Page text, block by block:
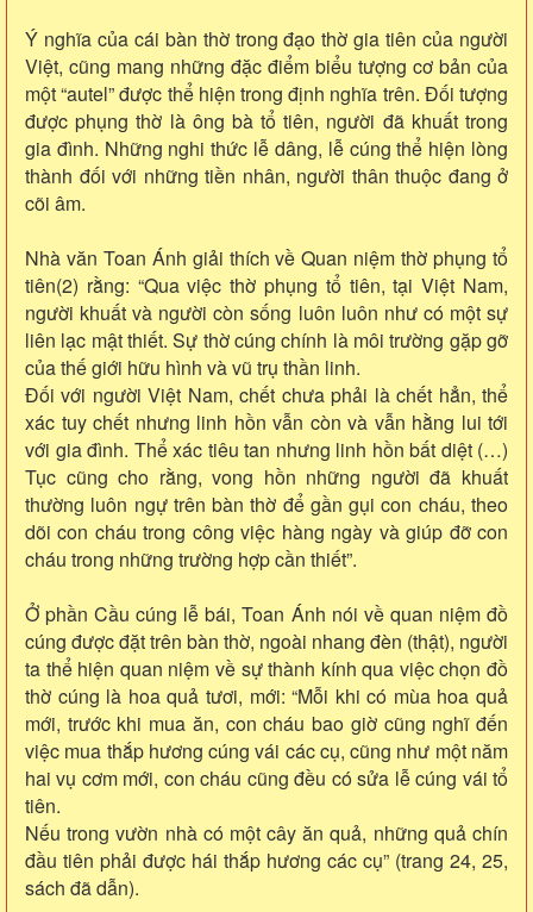
Ý nghĩa của cái bàn thờ trong đạo thờ gia tiên của người
Việt, cũng mang những đặc điểm biểu tượng cơ bản của
một “autel” được thể hiện trong định nghĩa trên. Đối tượng
được phụng thờ là ông bà tổ tiên, người đã khuất trong
gia đình. Những nghi thức lễ dâng, lễ cúng thể hiện lòng
thành đối với những tiền nhân, người thân thuộc đang ở
cõi âm.
Nhà văn Toan Ánh giải thích về Quan niệm thờ phụng tổ
tiên(2) rằng: “Qua việc thờ phụng tổ tiên, tại Việt Nam,
người khuất và người còn sống luôn luôn như có một sự
liên lạc mật thiết. Sự thờ cúng chính là môi trường gặp gỡ
của thế giới hữu hình và vũ trụ thần linh.
Đối với người Việt Nam, chết chưa phải là chết hẳn, thể
xác tuy chết nhưng linh hồn vẫn còn và vẫn hằng lui tới
với gia đình. Thể xác tiêu tan nhưng linh hồn bất diệt (…)
Tục cũng cho rằng, vong hồn những người đã khuất
thường luôn ngự trên bàn thờ để gần gụi con cháu, theo
dõi con cháu trong công việc hàng ngày và giúp đỡ con
cháu trong những trường hợp cần thiết”.
Ở phần Cầu cúng lễ bái, Toan Ánh nói về quan niệm đồ
cúng được đặt trên bàn thờ, ngoài nhang đèn (thật), người
ta thể hiện quan niệm về sự thành kính qua việc chọn đồ
thờ cúng là hoa quả tươi, mới: “Mỗi khi có mùa hoa quả
mới, trước khi mua ăn, con cháu bao giờ cũng nghĩ đến
việc mua thắp hương cúng vái các cụ, cũng như một năm
hai vụ cơm mới, con cháu cũng đều có sửa lễ cúng vái tổ
tiên.
Nếu trong vườn nhà có một cây ăn quả, những quả chín
đầu tiên phải được hái thắp hương các cụ” (trang 24, 25,
sách đã dẫn).